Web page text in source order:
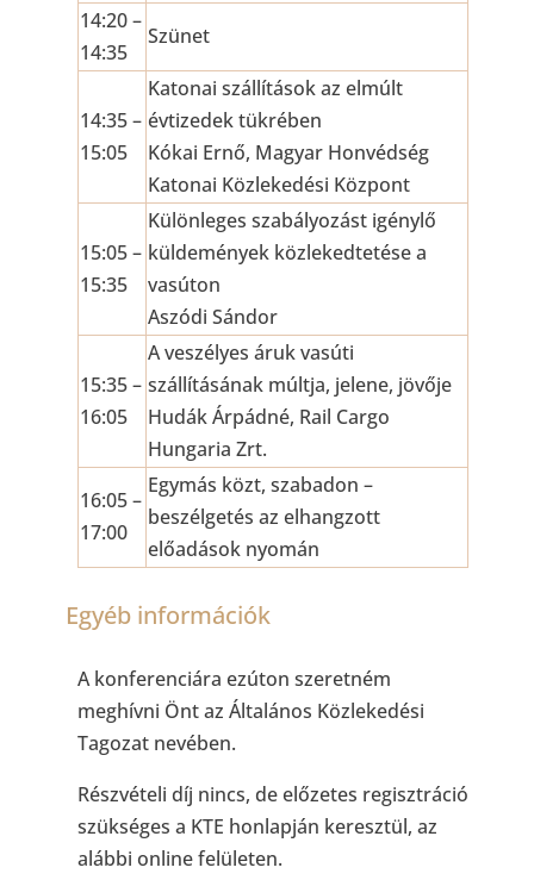
14:20 –
14:35
Szünet
14:35 –
15:05
Katonai szállítások az elmúlt
évtizedek tükrében
Kókai Ernő, Magyar Honvédség
Katonai Közlekedési Központ
15:05 –
15:35
Különleges szabályozást igénylő
küldemények közlekedtetése a
vasúton
Aszódi Sándor
15:35 –
16:05
A veszélyes áruk vasúti
szállításának múltja, jelene, jövője
Hudák Árpádné, Rail Cargo
Hungaria Zrt.
16:05 –
17:00
Egymás közt, szabadon –
beszélgetés az elhangzott
előadások nyomán
Egyéb információk
A konferenciára ezúton szeretném
meghívni Önt az Általános Közlekedési
Tagozat nevében.
Részvételi díj nincs, de előzetes regisztráció
szükséges a KTE honlapján keresztül, az
alábbi online felületen.